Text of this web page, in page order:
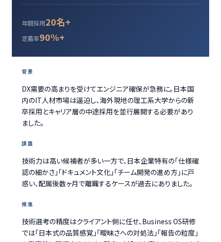
年間採用20名+
定着率90%+
背景
DX需要の高まりを受けてエンジニア確保が急務に。日本国
内のIT人材市場は逼迫し、海外現地の理工系大学からの新
卒採用とキャリア層の中途採用を並行展開する必要があり
ました。
課題
技術力は高い候補者が多い一方で、日本企業特有の「仕様確
認の細かさ」「ドキュメント文化」「チーム開発の進め方」に戸
惑い、配属後数ヶ月で離職するケースが過去にありました。
推進
技術選考の精度はクライアント側に任せ、Business OS研修
では「日本式の品質感覚」「曖昧さへの対処法」「報告の粒度」